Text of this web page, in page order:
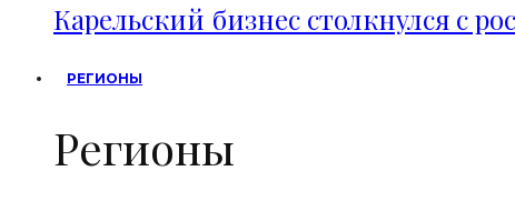
Карельский бизнес столкнулся с
РЕГИОНЫ
Регионы